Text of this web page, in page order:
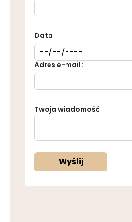
Data
Adres e-mail :
Twoja wiadomość
Wyślij